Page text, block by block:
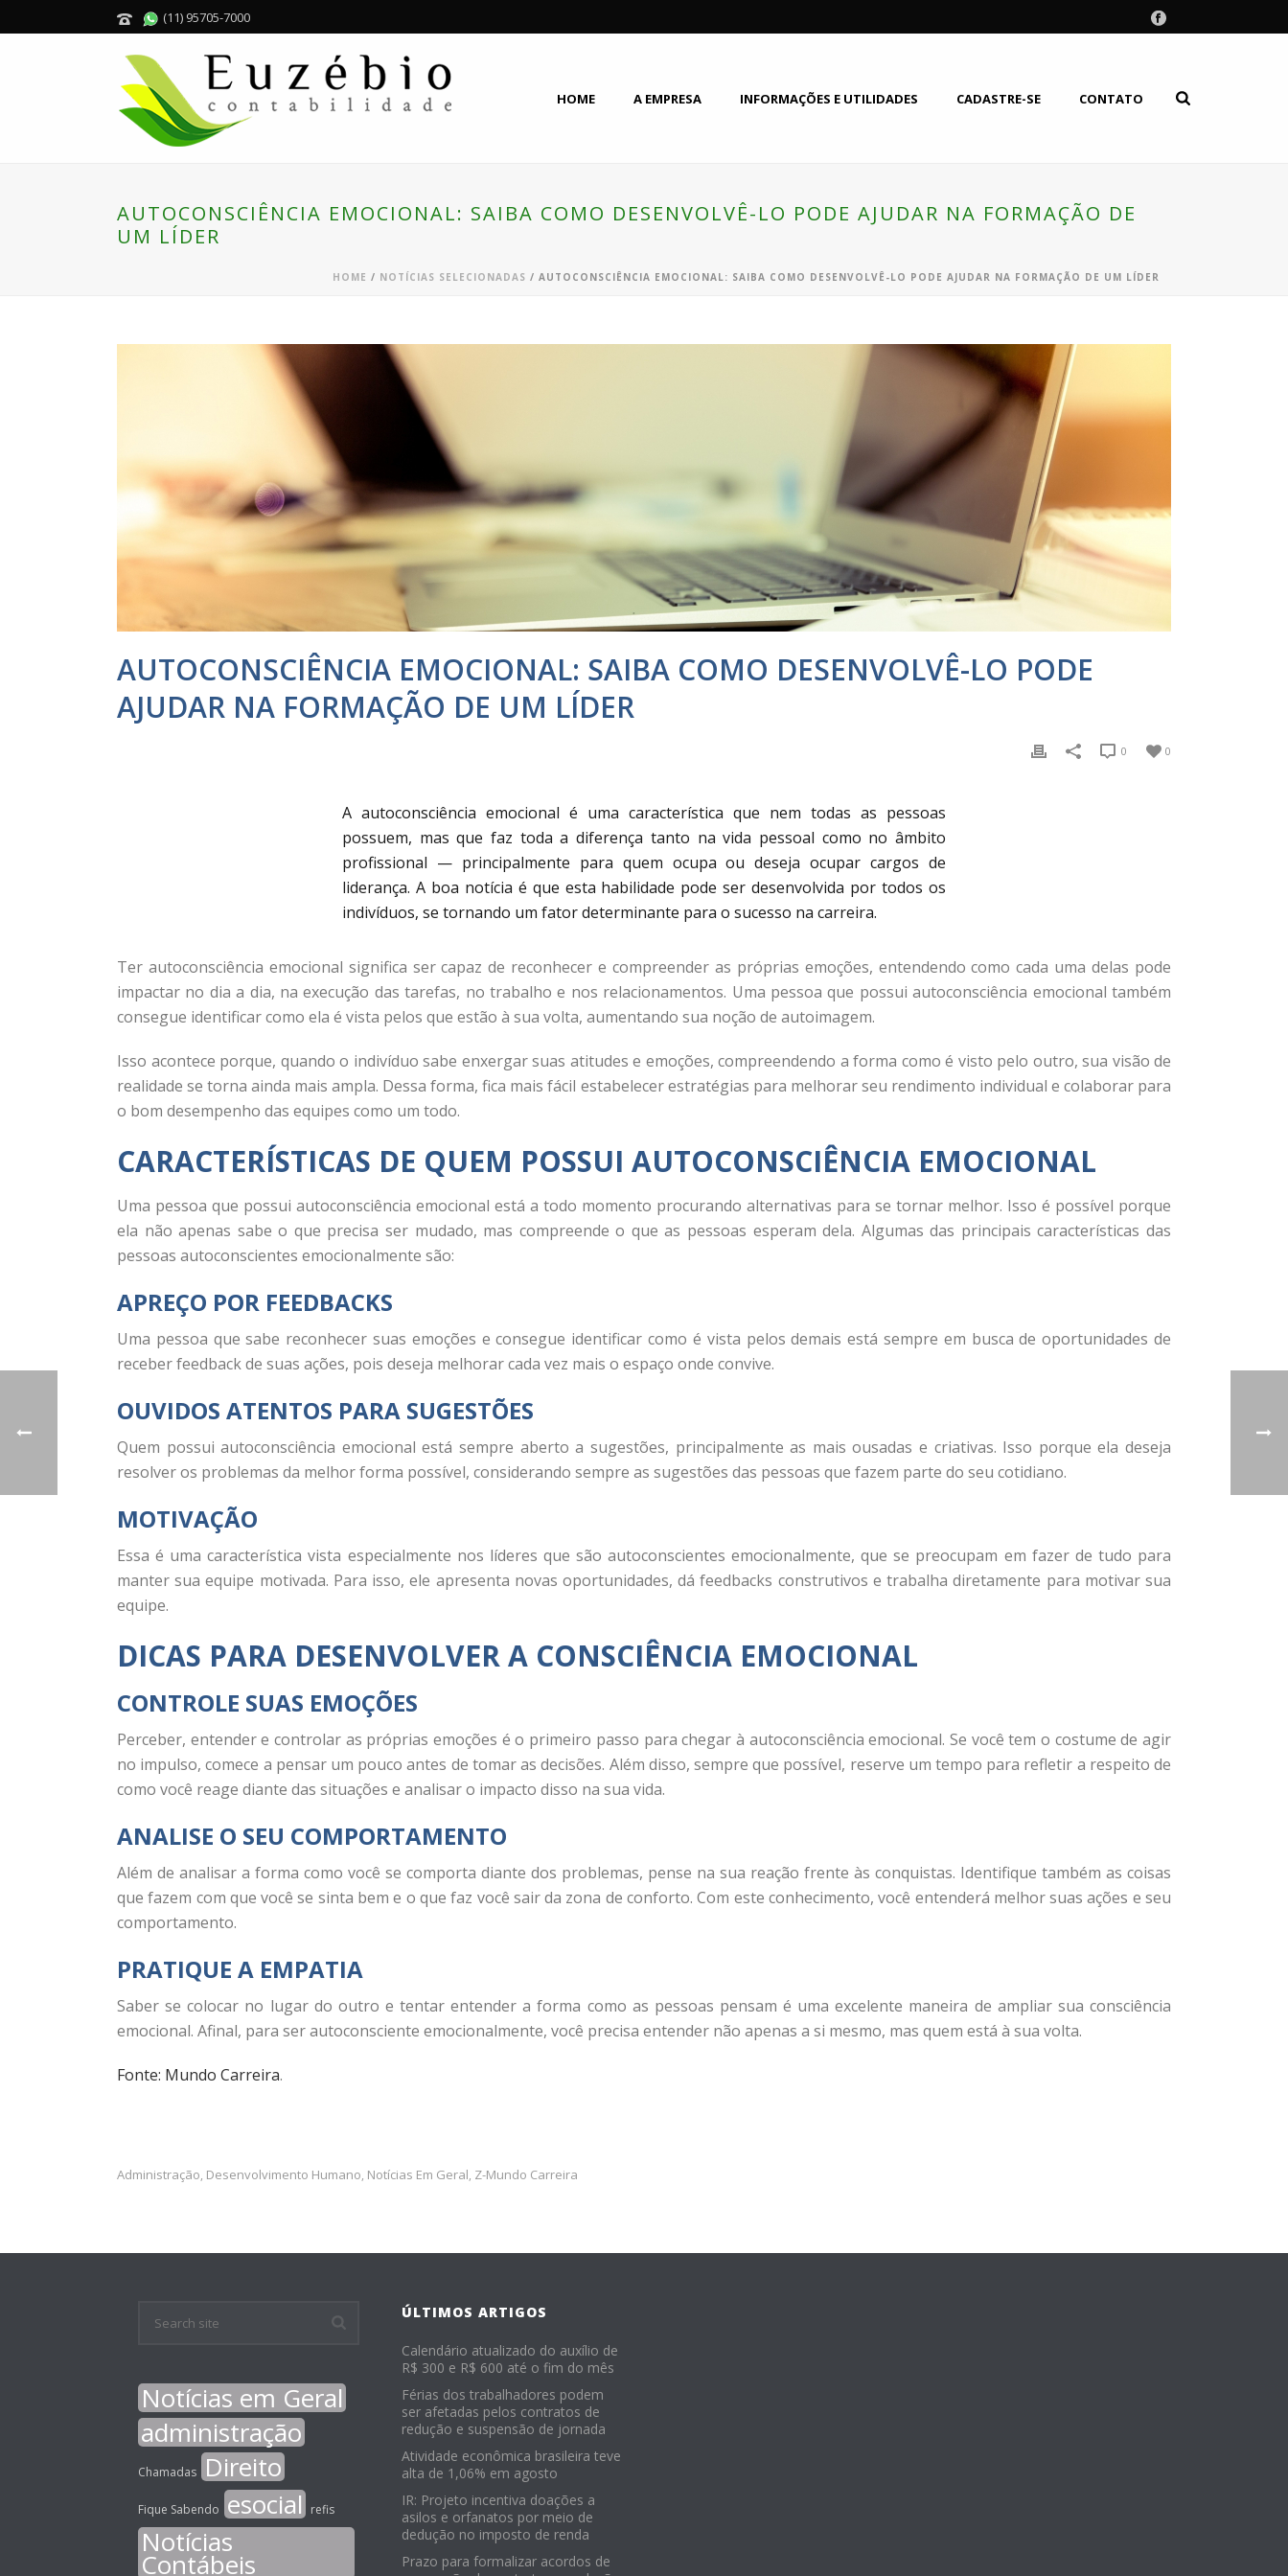
(11) 95705-7000
HOME A EMPRESA INFORMAÇÕES E UTILIDADES CADASTRE-SE CONTATO
AUTOCONSCIÊNCIA EMOCIONAL: SAIBA COMO DESENVOLVÊ-LO PODE AJUDAR NA FORMAÇÃO DE
UM LÍDER
HOME / NOTÍCIAS SELECIONADAS / AUTOCONSCIÊNCIA EMOCIONAL: SAIBA COMO DESENVOLVÊ-LO PODE AJUDAR NA FORMAÇÃO DE UM LÍDER
AUTOCONSCIÊNCIA EMOCIONAL: SAIBA COMO DESENVOLVÊ-LO PODE
AJUDAR NA FORMAÇÃO DE UM LÍDER
0
0
A autoconsciência emocional é uma característica que nem todas as pessoas
possuem, mas que faz toda a diferença tanto na vida pessoal como no âmbito
profissional — principalmente para quem ocupa ou deseja ocupar cargos de
liderança. A boa notícia é que esta habilidade pode ser desenvolvida por todos os
indivíduos, se tornando um fator determinante para o sucesso na carreira.
Ter autoconsciência emocional significa ser capaz de reconhecer e compreender as próprias emoções, entendendo como cada uma delas pode
impactar no dia a dia, na execução das tarefas, no trabalho e nos relacionamentos. Uma pessoa que possui autoconsciência emocional também
consegue identificar como ela é vista pelos que estão à sua volta, aumentando sua noção de autoimagem.
Isso acontece porque, quando o indivíduo sabe enxergar suas atitudes e emoções, compreendendo a forma como é visto pelo outro, sua visão de
realidade se torna ainda mais ampla. Dessa forma, fica mais fácil estabelecer estratégias para melhorar seu rendimento individual e colaborar para
o bom desempenho das equipes como um todo.
CARACTERÍSTICAS DE QUEM POSSUI AUTOCONSCIÊNCIA EMOCIONAL
Uma pessoa que possui autoconsciência emocional está a todo momento procurando alternativas para se tornar melhor. Isso é possível porque
ela não apenas sabe o que precisa ser mudado, mas compreende o que as pessoas esperam dela. Algumas das principais características das
pessoas autoconscientes emocionalmente são:
APREÇO POR FEEDBACKS
Uma pessoa que sabe reconhecer suas emoções e consegue identificar como é vista pelos demais está sempre em busca de oportunidades de
receber feedback de suas ações, pois deseja melhorar cada vez mais o espaço onde convive.
OUVIDOS ATENTOS PARA SUGESTÕES
Quem possui autoconsciência emocional está sempre aberto a sugestões, principalmente as mais ousadas e criativas. Isso porque ela deseja
resolver os problemas da melhor forma possível, considerando sempre as sugestões das pessoas que fazem parte do seu cotidiano.
MOTIVAÇÃO
Essa é uma característica vista especialmente nos líderes que são autoconscientes emocionalmente, que se preocupam em fazer de tudo para
manter sua equipe motivada. Para isso, ele apresenta novas oportunidades, dá feedbacks construtivos e trabalha diretamente para motivar sua
equipe.
DICAS PARA DESENVOLVER A CONSCIÊNCIA EMOCIONAL
CONTROLE SUAS EMOÇÕES
Perceber, entender e controlar as próprias emoções é o primeiro passo para chegar à autoconsciência emocional. Se você tem o costume de agir
no impulso, comece a pensar um pouco antes de tomar as decisões. Além disso, sempre que possível, reserve um tempo para refletir a respeito de
como você reage diante das situações e analisar o impacto disso na sua vida.
ANALISE O SEU COMPORTAMENTO
Além de analisar a forma como você se comporta diante dos problemas, pense na sua reação frente às conquistas. Identifique também as coisas
que fazem com que você se sinta bem e o que faz você sair da zona de conforto. Com este conhecimento, você entenderá melhor suas ações e seu
comportamento.
PRATIQUE A EMPATIA
Saber se colocar no lugar do outro e tentar entender a forma como as pessoas pensam é uma excelente maneira de ampliar sua consciência
emocional. Afinal, para ser autoconsciente emocionalmente, você precisa entender não apenas a si mesmo, mas quem está à sua volta.
Fonte: Mundo Carreira.
Administração, Desenvolvimento Humano, Notícias Em Geral, Z-Mundo Carreira
Notícias em Geral
administração
Chamadas Direito
Fique Sabendo esocial refis
Notícias
Contábeis
ÚLTIMOS ARTIGOS
Calendário atualizado do auxílio de
R$ 300 e R$ 600 até o fim do mês
Férias dos trabalhadores podem
ser afetadas pelos contratos de
redução e suspensão de jornada
Atividade econômica brasileira teve
alta de 1,06% em agosto
IR: Projeto incentiva doações a
asilos e orfanatos por meio de
dedução no imposto de renda
Prazo para formalizar acordos de